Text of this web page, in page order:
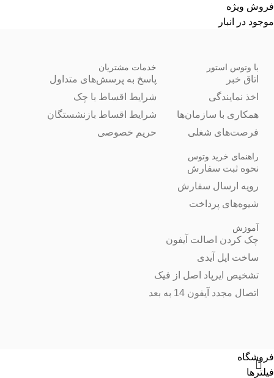
فروش ویژه
موجود در انبار
با وتوس استور
اتاق خبر
اخذ نمایندگی
همکاری با سازمان‌ها
فرصت‌های شغلی
خدمات مشتریان
پاسخ به پرسش‌های متداول
شرایط اقساط با چک
شرایط اقساط بازنشستگان
حریم خصوصی
راهنمای خرید وتوس
نحوه ثبت سفارش
رویه ارسال سفارش
شیوه‌های پرداخت
آموزش
چک کردن اصالت آیفون
ساخت اپل آیدی
تشخیص ایرپاد اصل از فیک
اتصال مجدد آیفون 14 به بعد
فروشگاه
فیلترها